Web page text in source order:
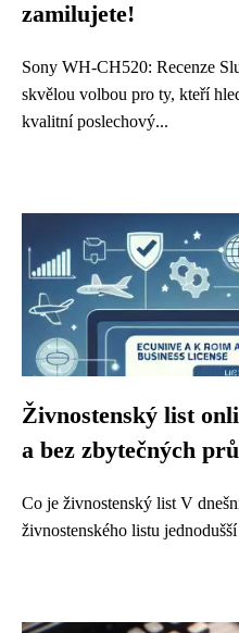
zamilujete!
Sony WH-CH520: Recenze
skvělou volbou pro ty, kteří
kvalitní poslechový...
Živnostenský list
a bez zbytečných
Co je živnostenský list V
živnostenského listu